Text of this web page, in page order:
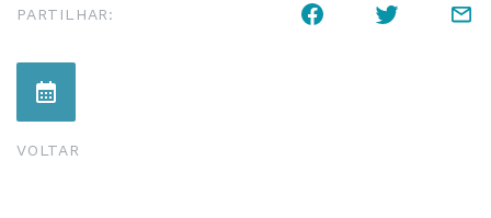
PARTILHAR:
VOLTAR